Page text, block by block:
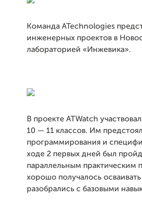
Команда ATechnologies
инженерных проектов в
лабораторией «Инжевика».
В проекте ATWatch
10 — 11 классов. Им
программирования и
ходе 2 первых дней был
параллельным практическим
хорошо получалось
разобрались с базовыми